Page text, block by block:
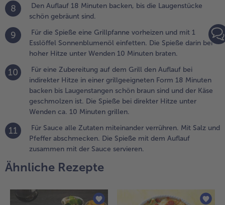
1 Esslöffel
Die
darin bei
Hitze
Wenden 10
braten.
dem Grill
Auflauf bei
in einer
18
8
Den Auflauf 18 Minuten backen, bis die Laugenstücke
schön gebräunt sind.
9
Für die Spieße eine Grillpfanne vorheizen und mit 1
Esslöffel Sonnenblumenöl einfetten. Die Spieße darin bei
hoher Hitze unter Wenden 10 Minuten braten.
10
Für eine Zubereitung auf dem Grill den Auflauf bei
indirekter Hitze in einer grillgeeigneten Form 18 Minuten
backen bis Laugenstangen schön braun sind und der Käse
geschmolzen ist. Die Spieße bei direkter Hitze unter
Wenden ca. 10 Minuten grillen.
11
Für Sauce alle Zutaten miteinander verrühren. Mit Salz und
Pfeffer abschmecken. Die Spieße mit dem Auflauf
zusammen mit der Sauce servieren.
Ähnliche Rezepte